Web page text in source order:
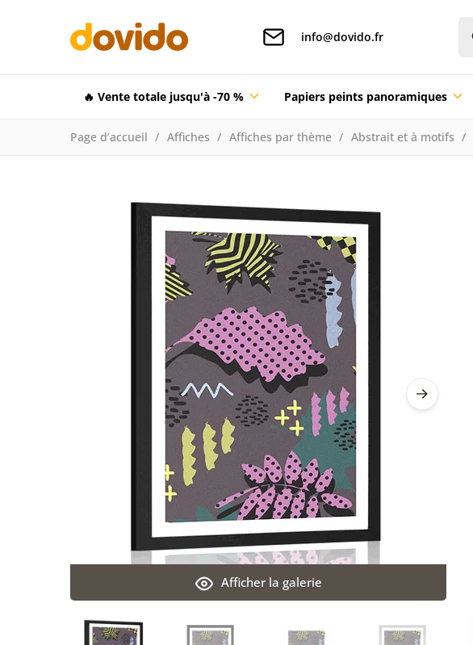
info@dovido.fr
🔥 Vente totale jusqu'à -70 % Papiers peints panoramiques
Page d’accueil Affiches Affiches par thème Abstrait et à motifs
Afficher la galerie